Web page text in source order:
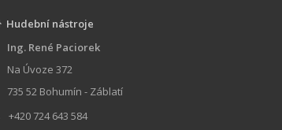
Hudební nástroje
Ing. René Paciorek
Na Úvoze 372
735 52 Bohumín - Záblatí
+420 724 643 584